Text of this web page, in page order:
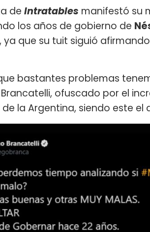
de Intratables manifestó su
los años de gobierno de
, ya que su tuit siguió
bastantes problemas
ofuscado por el
la Argentina, siendo este el